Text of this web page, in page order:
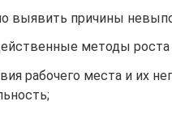
выявить причины
методы
рабочего места и их